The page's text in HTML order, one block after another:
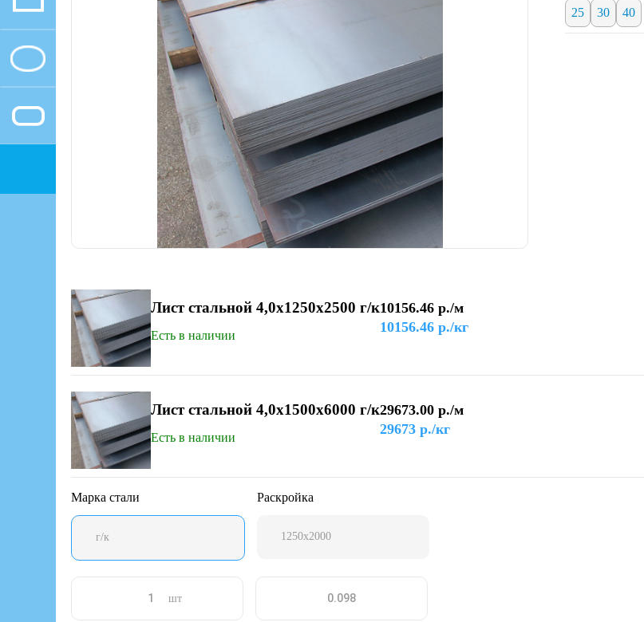
25 30 40
Лист стальной 4,0х1250х2500 г/к
Есть в наличии
10156.46 р./м
10156.46 р./кг
Лист стальной 4,0х1500х6000 г/к
Есть в наличии
29673.00 р./м
29673 р./кг
Марка стали
г/к
Раскройка
1250х2000
шт